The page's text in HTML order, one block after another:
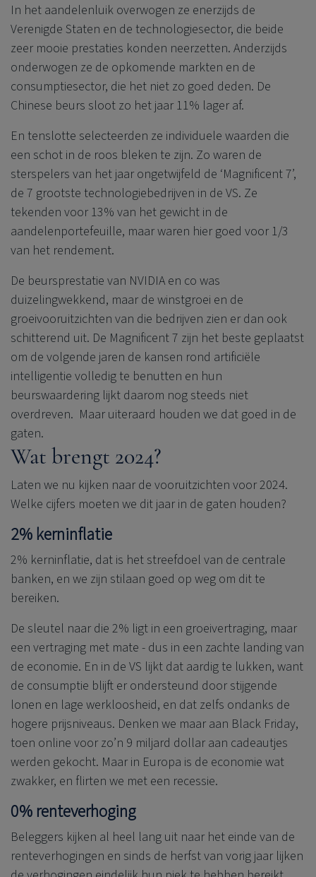
In het aandelenluik overwogen ze enerzijds de
Verenigde Staten en de technologiesector, die beide
zeer mooie prestaties konden neerzetten. Anderzijds
onderwogen ze de opkomende markten en de
consumptiesector, die het niet zo goed deden. De
Chinese beurs sloot zo het jaar 11% lager af.
En tenslotte selecteerden ze individuele waarden die
een schot in de roos bleken te zijn. Zo waren de
sterspelers van het jaar ongetwijfeld de ‘Magnificent 7’,
de 7 grootste technologiebedrijven in de VS. Ze
tekenden voor 13% van het gewicht in de
aandelenportefeuille, maar waren hier goed voor 1/3
van het rendement.
De beursprestatie van NVIDIA en co was
duizelingwekkend, maar de winstgroei en de
groeivooruitzichten van die bedrijven zien er dan ook
schitterend uit. De Magnificent 7 zijn het beste geplaatst
om de volgende jaren de kansen rond artificiële
intelligentie volledig te benutten en hun
beurswaardering lijkt daarom nog steeds niet
overdreven. Maar uiteraard houden we dat goed in de
gaten.
Wat brengt 2024?
Laten we nu kijken naar de vooruitzichten voor 2024.
Welke cijfers moeten we dit jaar in de gaten houden?
2% kerninflatie
2% kerninflatie, dat is het streefdoel van de centrale
banken, en we zijn stilaan goed op weg om dit te
bereiken.
De sleutel naar die 2% ligt in een groeivertraging, maar
een vertraging met mate - dus in een zachte landing van
de economie. En in de VS lijkt dat aardig te lukken, want
de consumptie blijft er ondersteund door stijgende
lonen en lage werkloosheid, en dat zelfs ondanks de
hogere prijsniveaus. Denken we maar aan Black Friday,
toen online voor zo’n 9 miljard dollar aan cadeautjes
werden gekocht. Maar in Europa is de economie wat
zwakker, en flirten we met een recessie.
0% renteverhoging
Beleggers kijken al heel lang uit naar het einde van de
renteverhogingen en sinds de herfst van vorig jaar lijken